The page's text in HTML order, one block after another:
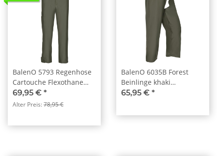
BalenO 5793 Regenhose
Cartouche Flexothane
grün
69,95 € *
Alter Preis:78,95 €
BalenO 6035B Forest
Beinlinge khaki
Flexothane®
65,95 € *